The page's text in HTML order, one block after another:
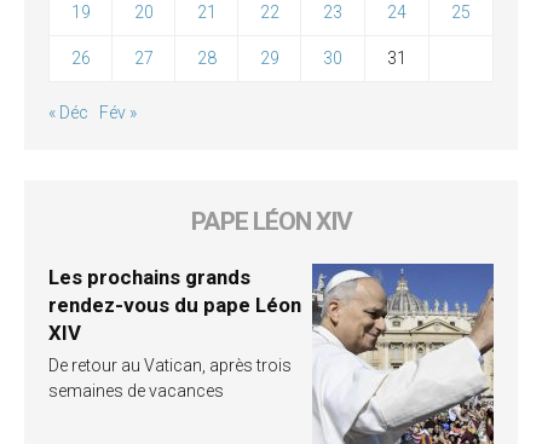
19 20 21 22 23 24 25
26 27 28 29 30 31
« Déc Fév »
PAPE LÉON XIV
Les prochains grands
rendez-vous du pape Léon
XIV
De retour au Vatican, après trois
semaines de vacances